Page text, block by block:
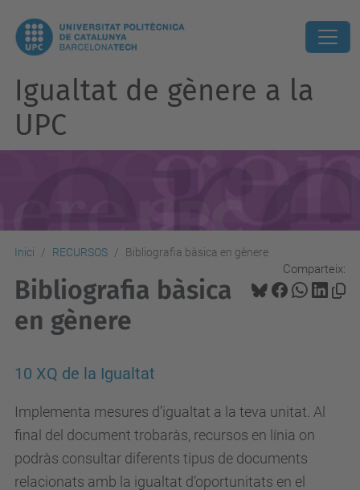
Igualtat de gènere a la
UPC
Inici RECURSOS Bibliografia bàsica en gènere
Comparteix:
Bibliografia bàsica
en gènere
10 XQ de la Igualtat
Implementa mesures d’igualtat a la teva unitat. Al
final del document trobaràs, recursos en línia on
podràs consultar diferents tipus de documents
relacionats amb la igualtat d’oportunitats en el